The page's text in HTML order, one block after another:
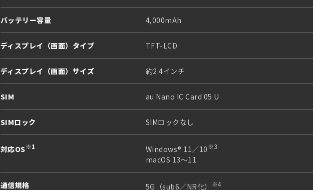
バッテリー容量 4,000mAh
ディスプレイ（画面）タイプ TFT-LCD
ディスプレイ（画面）サイズ 約2.4インチ
SIM au Nano IC Card 05 U
SIMロック SIMロックなし
対応OS※1 Windows® 11／10※3
macOS 13～11
通信規格 5G（sub6／NR化） ※4